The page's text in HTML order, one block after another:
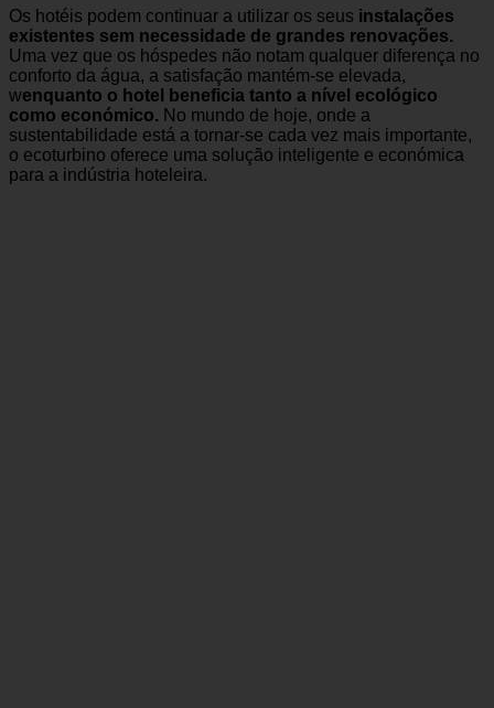
Os hotéis podem continuar a utilizar os seus instalações
existentes sem necessidade de grandes renovações.
Uma vez que os hóspedes não notam qualquer diferença no
conforto da água, a satisfação mantém-se elevada,
wenquanto o hotel beneficia tanto a nível ecológico
como económico. No mundo de hoje, onde a
sustentabilidade está a tornar-se cada vez mais importante,
o ecoturbino oferece uma solução inteligente e económica
para a indústria hoteleira.